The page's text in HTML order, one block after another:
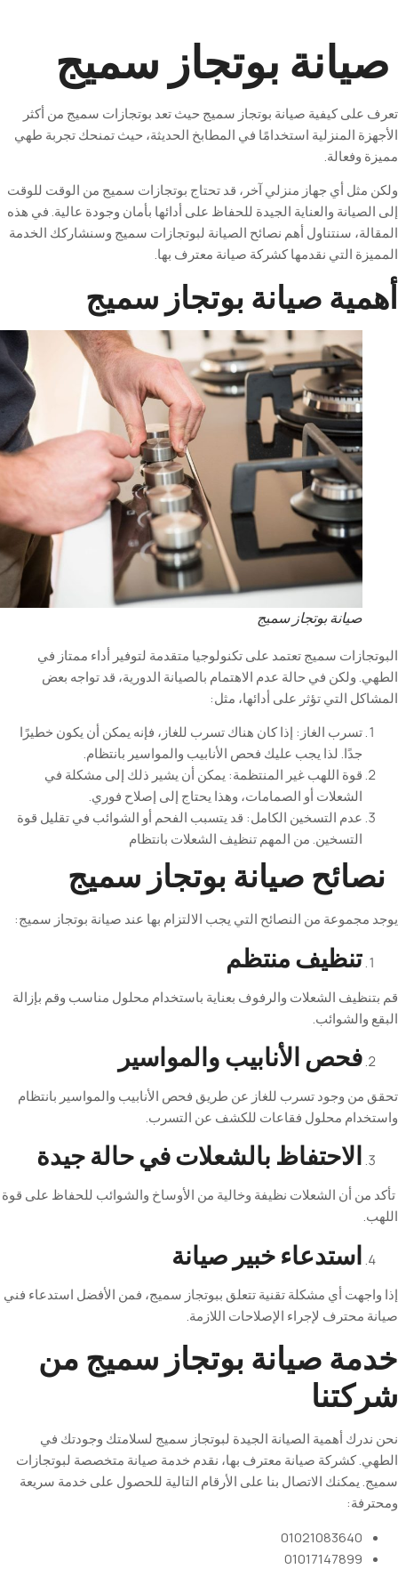
بوتجاز سميج
كيفية صيانة بوتجاز سميج حيث تعد بوتجازات سميج من أكثر
المنزلية استخدامًا في المطابخ الحديثة، حيث تمنحك تجربة طهي
أي جهاز منزلي آخر، قد تحتاج بوتجازات سميج من الوقت للوقت
والعناية الجيدة للحفاظ على أدائها بأمان وجودة عالية. في هذه
سنتناول أهم نصائح الصيانة لبوتجازات سميج وسنشاركك الخدمة
التي نقدمها كشركة صيانة معترف بها.
صيانةبوتجازسميج
صيانة بوتجاز سميج
سميج تعتمد على تكنولوجيا متقدمة لتوفير أداء ممتاز في
في حالة عدم الاهتمام بالصيانة الدورية، قد تواجه بعض
التي تؤثر على أدائها، مثل:
تسرب الغاز: إذاكان هناكتسرب للغاز، فإنهيمكنأنيكونخطيرًا
لذايجب عليكفحص الأنابيب والمواسيربانتظام.
اللهب غيرالمنتظمة:يمكنأنيشيرذلكإلىمشكلةفي
الشعلاتأوالصمامات،وهذايحتاج إلىإصلاح فوري.
التسخينالكامل :قديتسببالفحم أوالشوائبفيتقليل قوة
التسخين.منالمهم تنظيفالشعلاتبانتظام
صيانةبوتجازسميج
من النصائح التي يجب الالتزام بها عند صيانة بوتجاز سميج:
تنظيفمنتظم
الشعلات والرفوف بعناية باستخدام محلول مناسب وقم بإزالة
.
فحصالأنابيبوالمواسير
وجود تسرب للغاز عن طريق فحص الأنابيب والمواسير بانتظام
محلول فقاعات للكشف عن التسرب.
الاحتفاظبالشعلاتفي حالةجيدة
أن الشعلات نظيفة وخالية من الأوساخ والشوائب للحفاظ على قوة
استدعاءخبيرصيانة
أي مشكلة تقنية تتعلق ببوتجاز سميج، فمن الأفضل استدعاء فني
لإجراء الإصلاحات اللازمة .
صيانةبوتجازسميجمن
أهمية الصيانة الجيدة لبوتجاز سميج لسلامتك وجودتك في
كشركة صيانة معترف بها، نقدم خدمة صيانة متخصصة لبوتجازات
الاتصال بنا على الأرقام التالية للحصول على خدمة سريعة
:
01021083640
01017147899